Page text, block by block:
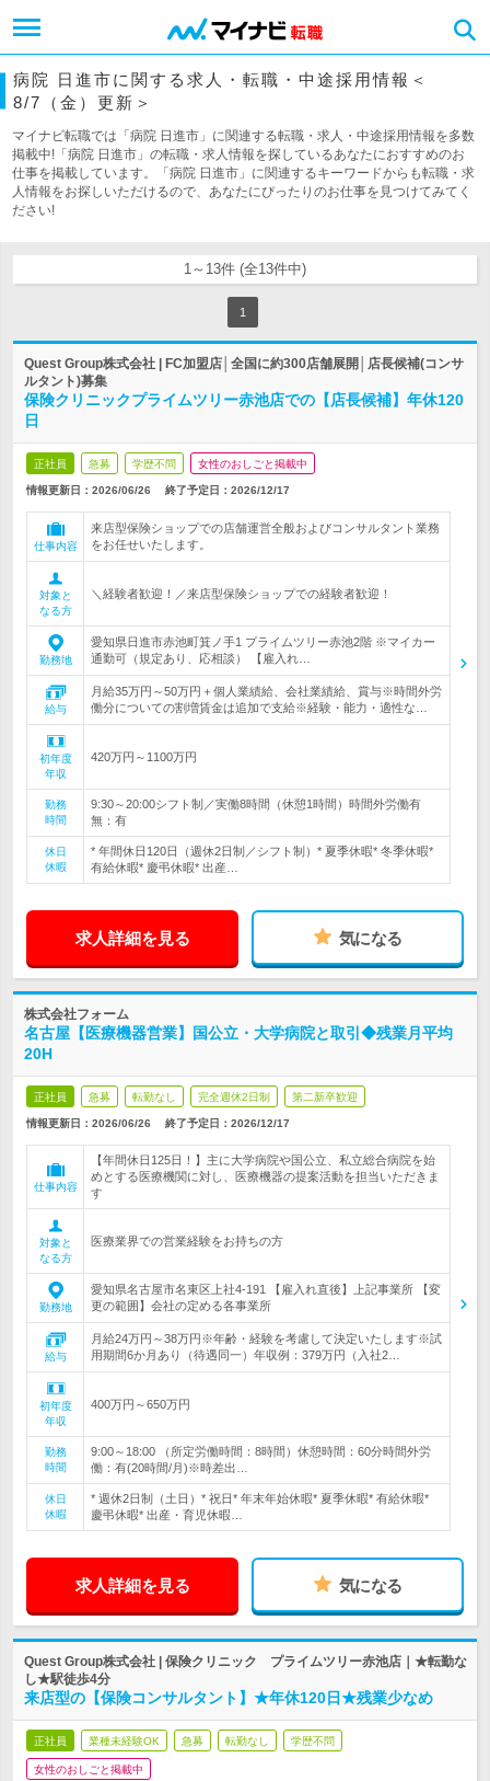
病院 日進市に関する求人・転職・中途採用情報＜
8/7（金）更新＞
マイナビ転職では「病院 日進市」に関連する転職・求人・中途採用情報を多数
掲載中!「病院 日進市」の転職・求人情報を探しているあなたにおすすめのお
仕事を掲載しています。「病院 日進市」に関連するキーワードからも転職・求
人情報をお探しいただけるので、あなたにぴったりのお仕事を見つけてみてく
ださい!
1～13件 (全13件中)
1
Quest Group株式会社 | FC加盟店│全国に約300店舗展開│店長候補(コンサ
ルタント)募集
保険クリニックプライムツリー赤池店での【店長候補】年休120
日
正社員 急募 学歴不問 女性のおしごと掲載中
情報更新日：2026/06/26 終了予定日： 2026/12/17
仕事内容
来店型保険ショップでの店舗運営全般およびコンサルタント業務
をお任せいたします。
対象と
なる方
＼経験者歓迎！／来店型保険ショップでの経験者歓迎！
勤務地
愛知県日進市赤池町箕ノ手1 プライムツリー赤池2階 ※マイカー
通勤可（規定あり、応相談） 【雇入れ…
給与
月給35万円～50万円＋個人業績給、会社業績給、賞与※時間外労
働分についての割増賃金は追加で支給※経験・能力・適性な…
初年度
年収
420万円～1100万円
勤務
時間
9:30～20:00シフト制／実働8時間（休憩1時間）時間外労働有
無：有
休日
休暇
* 年間休日120日（週休2日制／シフト制）* 夏季休暇* 冬季休暇*
有給休暇* 慶弔休暇* 出産…
求人詳細を見る 気になる
株式会社フォーム
名古屋【医療機器営業】国公立・大学病院と取引◆残業月平均
20H
正社員 急募 転勤なし 完全週休2日制 第二新卒歓迎
情報更新日：2026/06/26 終了予定日： 2026/12/17
仕事内容
【年間休日125日！】主に大学病院や国公立、私立総合病院を始
めとする医療機関に対し、医療機器の提案活動を担当いただきま
す
対象と
なる方
医療業界での営業経験をお持ちの方
勤務地
愛知県名古屋市名東区上社4-191 【雇入れ直後】上記事業所 【変
更の範囲】会社の定める各事業所
給与
月給24万円～38万円※年齢・経験を考慮して決定いたします※試
用期間6か月あり（待遇同一）年収例：379万円（入社2…
初年度
年収
400万円～650万円
勤務
時間
9:00～18:00 （所定労働時間：8時間）休憩時間：60分時間外労
働：有(20時間/月)※時差出…
休日
休暇
* 週休2日制（土日）* 祝日* 年末年始休暇* 夏季休暇* 有給休暇*
慶弔休暇* 出産・育児休暇…
求人詳細を見る 気になる
Quest Group株式会社 | 保険クリニック プライムツリー赤池店｜★転勤な
し★駅徒歩4分
来店型の【保険コンサルタント】★年休120日★残業少なめ
正社員 業種未経験OK 急募 転勤なし 学歴不問
女性のおしごと掲載中